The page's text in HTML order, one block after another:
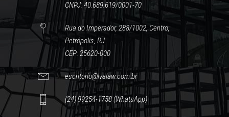
CNPJ: 40.689.619/0001-70
Rua do Imperador, 288/1002, Centro,
Petrópolis, RJ
CEP: 25620-000
escritorio@lvalaw.com.br
(24) 99254-1758 (WhatsApp)